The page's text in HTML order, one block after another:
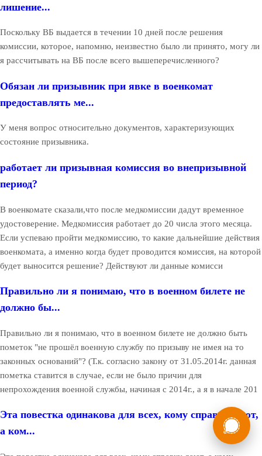
лишение...
Поскольку ВБ выдается в течении 10 дней после решения
комиссии, которое, напомню, неизвестно было ли принято, могу ли
я рассчитывать на ВБ после всего вышеперечисленного?
Обязан ли призывник при явке в военкомат
предоставлять ме...
У меня вопрос относительно документов, характеризующих
состояние призывника.
работает ли призывная комиссия во внепризывной
период?
В военкомате сказали,что после медкомиссии дадут временное
удостоверение. Медкомиссия работает до 20 числа этого месяца.
Если успеваю пройти медкомиссию, то какие дальнейшие действия
военкомата, а именно когда будет проводится комиссия, на которой
будет выносится решение? Действуют ли данные комисси
Правильно ли я понимаю, что в военном билете не
должно бы...
Правильно ли я понимаю, что в военном билете не должно быть
пометок "не прошёл военную службу по призыву не имея на то
законных оснований"? (Т.к. согласно закону от 31.05.2014г. данная
пометка ставится в случае, если не было причин для
непрохождения военной службы, начиная с 2014г., а я в начале 201
Эта повестка одинакова для всех, кому справку дают,
а ком...
Мы в России
Бесплатная